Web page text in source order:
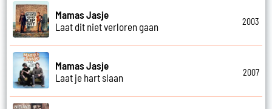
Mamas Jasje
Laat dit niet verloren gaan
2003
Mamas Jasje
Laat je hart slaan
2007